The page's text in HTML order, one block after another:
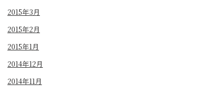
2015年3月
2015年2月
2015年1月
2014年12月
2014年11月